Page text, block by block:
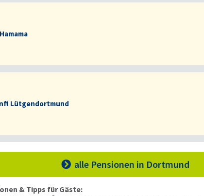
Lütgendortmund
 alle Pensionen in Dortmund
& Tipps für Gäste: